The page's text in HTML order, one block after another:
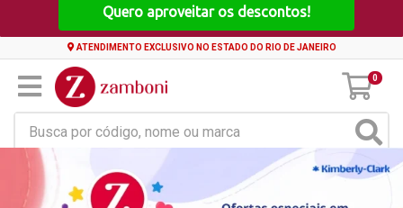
Quero aproveitar os descontos!
ATENDIMENTO EXCLUSIVO NO ESTADO DO RIO DE JANEIRO
0